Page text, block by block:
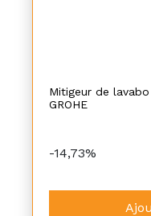
Mitigeur de
GROHE
-14,73%